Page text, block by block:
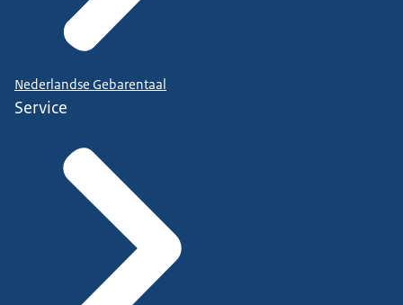
Nederlandse Gebarentaal
Service